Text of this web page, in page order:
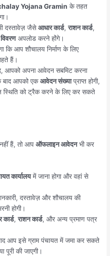
Yojana Gramin के तहत
दस्तावेज़ जैसेआधार कार्ड,राशन कार्ड,
अपलोड करने होंगे।
आप शौचालय निर्माण के लिए
हैं।
आपको अपना आवेदन सबमिट करना
बाद आपको एकआवेदन संख्याप्राप्त होगी,
स्थिति को ट्रैक करने के लिए कर सकते
हैं, तो आपऑफलाइन आवेदनभी कर
कार्यालयमें जाना होगा और वहां से
दस्तावेज़ और शौचालय की
होगी।
कार्ड,राशन कार्ड, और अन्य प्रमाण पत्र
आप इसे ग्राम पंचायत में जमा कर सकते
की जाएगी।